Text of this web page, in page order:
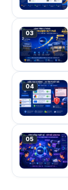
03
04
05